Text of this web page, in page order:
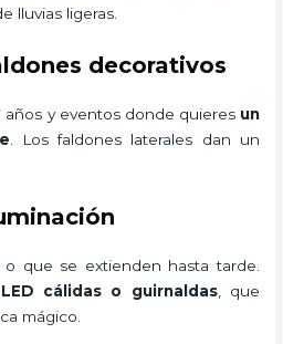
lluvias ligeras.
decorativos
años y eventos donde quieres un
. Los faldones laterales dan un
que se extienden hasta tarde.
LED cálidas o guirnaldas, que
mágico.